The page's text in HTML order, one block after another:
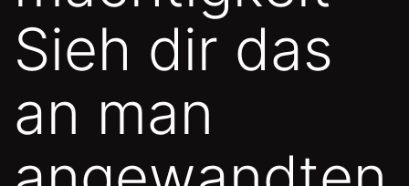
Sieh dir das
an man